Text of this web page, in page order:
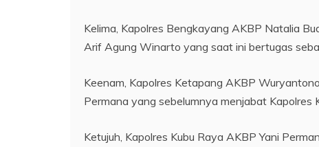
Kelima, Kapolres Bengkayang AKBP Natalia
Arif Agung Winarto yang saat ini bertugas
Keenam, Kapolres Ketapang AKBP
Permana yang sebelumnya menjabat Kapolres
Ketujuh, Kapolres Kubu Raya AKBP Yani